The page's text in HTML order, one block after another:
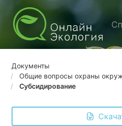
Документы
Общие вопросы охраны
Субсидирование